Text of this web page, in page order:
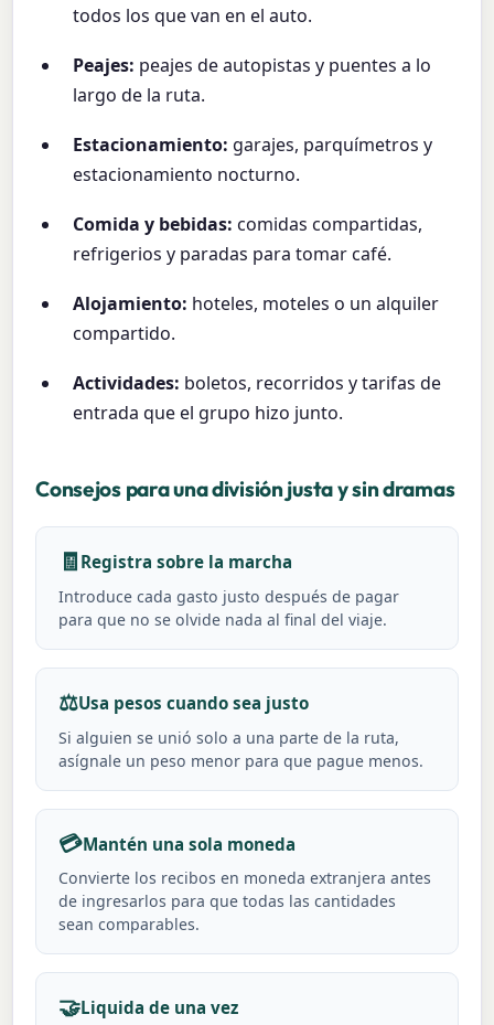
todos los que van en el auto.
Peajes: peajes de autopistas y puentes a lo
largo de la ruta.
Estacionamiento: garajes, parquímetros y
estacionamiento nocturno.
Comida y bebidas: comidas compartidas,
refrigerios y paradas para tomar café.
Alojamiento: hoteles, moteles o un alquiler
compartido.
Actividades: boletos, recorridos y tarifas de
entrada que el grupo hizo junto.
Consejos para una división justa y sin dramas
🧾 Registra sobre la marcha
Introduce cada gasto justo después de pagar
para que no se olvide nada al final del viaje.
⚖️Usa pesos cuando sea justo
Si alguien se unió solo a una parte de la ruta,
asígnale un peso menor para que pague menos.
💳Mantén una sola moneda
Convierte los recibos en moneda extranjera antes
de ingresarlos para que todas las cantidades
sean comparables.
🤝Liquida de una vez